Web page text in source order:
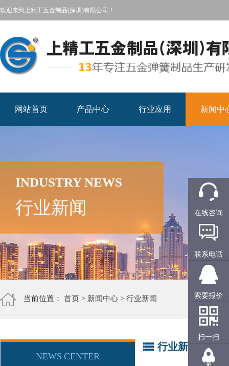
欢迎来到上精工五金制品(深圳)有限公司！
网站首页 产品中心 行业应用 新闻中
INDUSTRY NEWS
行业新闻
当前位置： 首页 > 新闻中心 > 行业新闻
NEWS CENTER
行业新闻
在线咨询
联系电话
索要报价
扫一扫